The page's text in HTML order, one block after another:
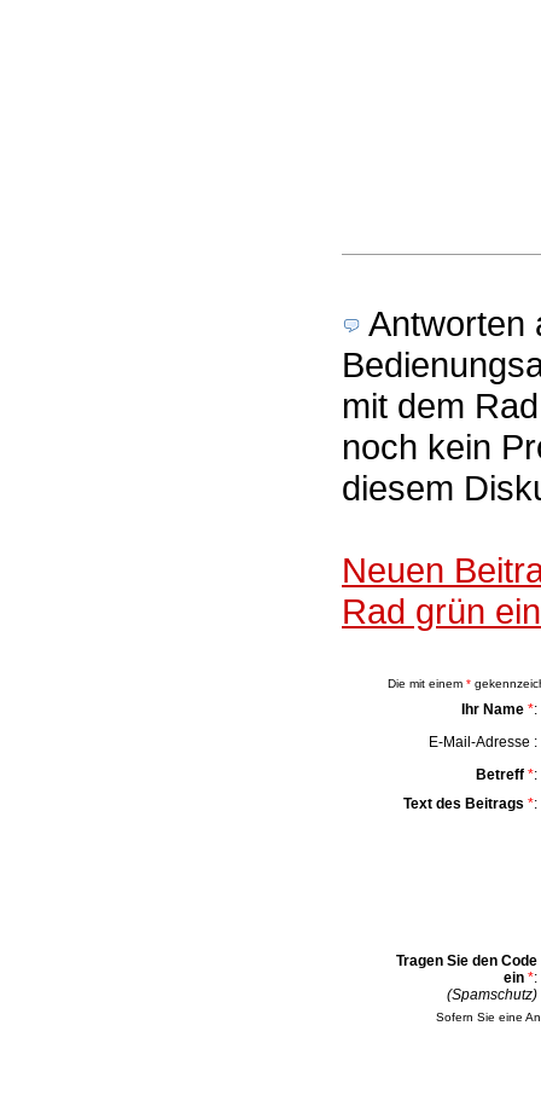
Antworten
mit dem
noch kein
diesem
Neuen
Rad grün
Die mit einem *
Ihr Name *:
E-Mail-Adresse :
Betreff *:
Text des Beitrags *:
Tragen Sie den Code
ein *:
(Spamschutz)
Sofern Sie eine